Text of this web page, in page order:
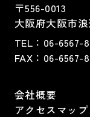
〒556-0013
大阪府大阪市
TEL： 06-6567-
FAX：06-6567-
会社概要
アクセスマップ